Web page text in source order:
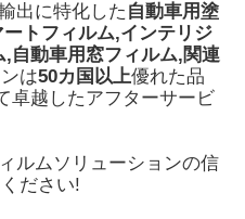
出に特化した 自動車用塗
トフィルム,インテリジ
自動車用窓フィルム,関連
は50カ国以上優れた品
卓越したアフターサービ
ルムソリューションの信
ださい!